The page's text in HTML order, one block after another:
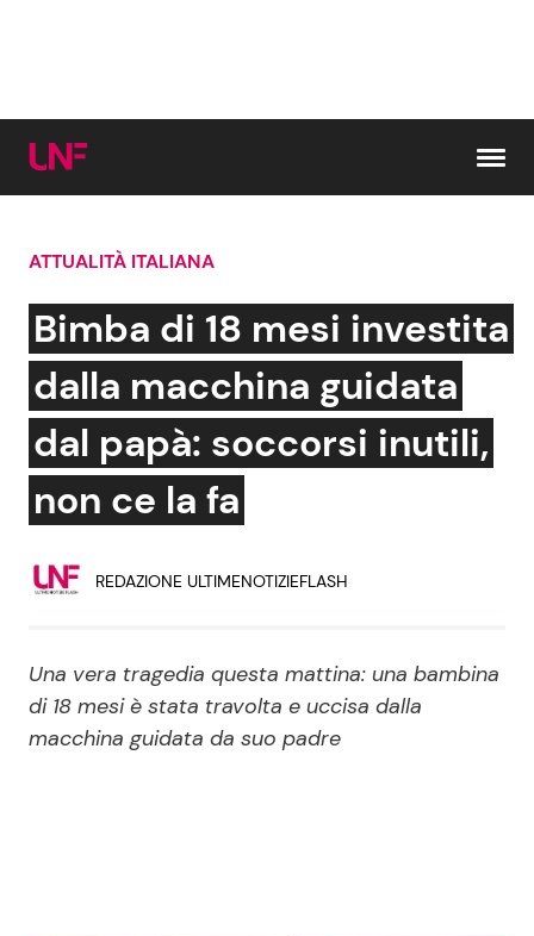
Cerca:
News e Cronaca
Attualità Italiana
Politica
Gossip e TV
Bellezze VIP
Reality e Talent
Soap Opera
ATTUALITÀ ITALIANA
Bimba di 18 mesi investita
dalla macchina guidata
dal papà: soccorsi inutili,
non ce la fa
REDAZIONE ULTIMENOTIZIEFLASH
Una vera tragedia questa mattina: una bambina
di 18 mesi è stata travolta e uccisa dalla
macchina guidata da suo padre